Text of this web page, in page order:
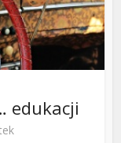
edukacji